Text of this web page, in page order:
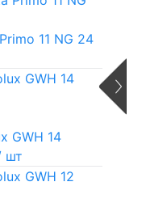
11 NG 24
GWH 14
шт